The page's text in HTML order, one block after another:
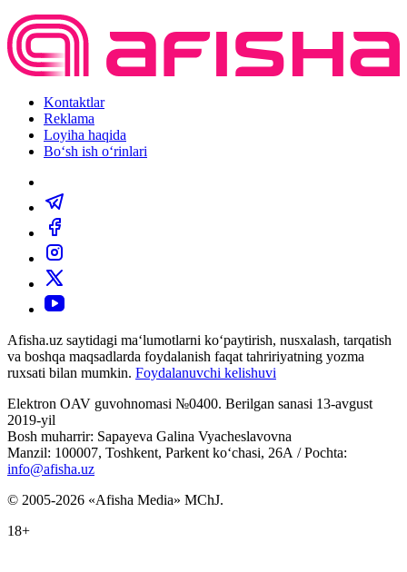
Kontaktlar
Reklama
Loyiha haqida
Bo‘sh ish o‘rinlari
Afisha.uz saytidagi ma‘lumotlarni ko‘paytirish, nusxalash, tarqatish
va boshqa maqsadlarda foydalanish faqat tahririyatning yozma
ruxsati bilan mumkin. Foydalanuvchi kelishuvi
Elektron OAV guvohnomasi №0400. Berilgan sanasi 13-avgust
2019-yil
Bosh muharrir: Sapayeva Galina Vyacheslavovna
Manzil: 100007, Toshkent, Parkent ko‘chasi, 26А / Pochta:
info@afisha.uz
© 2005-2026 «Afisha Media» MChJ.
18+